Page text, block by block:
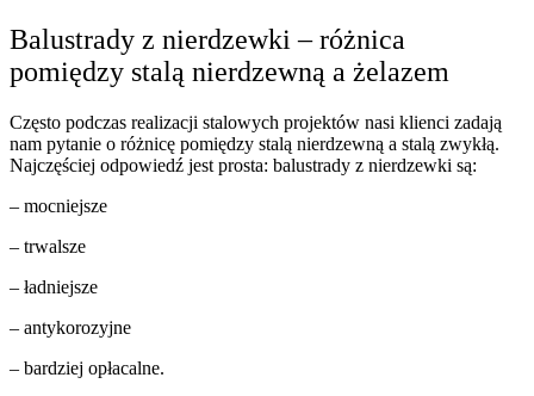
Balustrady z nierdzewki – różnica
pomiędzy stalą nierdzewną a żelazem
Często podczas realizacji stalowych projektów nasi klienci zadają
nam pytanie o różnicę pomiędzy stalą nierdzewną a stalą zwykłą.
Najczęściej odpowiedź jest prosta: balustrady z nierdzewki są:
– mocniejsze
– trwalsze
– ładniejsze
– antykorozyjne
– bardziej opłacalne.